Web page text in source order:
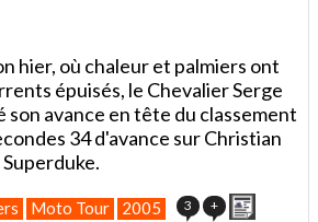
hier, où chaleur et palmiers ont
épuisés, le Chevalier Serge
son avance en tête du classement
34 d'avance sur Christian
Moto Tour 2005 3 +